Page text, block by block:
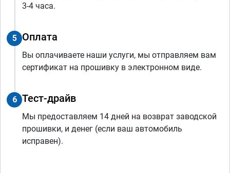
3-4 часа.
5 Оплата
Вы оплачиваете наши услуги, мы отправляем вам
сертификат на прошивку в электронном виде.
6 Тест-драйв
Мы предоставляем 14 дней на возврат заводской
прошивки, и денег (если ваш автомобиль
исправен).